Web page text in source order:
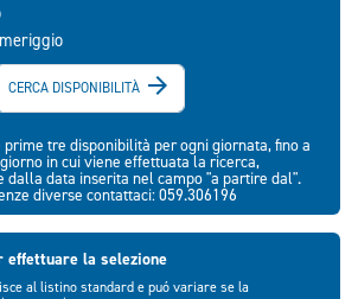
CERCA DISPONIBILITÀ 
tre disponibilità per ogni giornata, fino a
in cui viene effettuata la ricerca,
dalla data inserita nel campo "a partire dal".
diverse contattaci: 059.306196
la selezione
al listino standard e puó variare se la